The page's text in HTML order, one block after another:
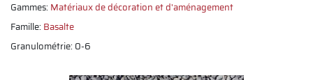
Gammes: Matériaux de décoration et d'aménagement
Famille: Basalte
Granulométrie: 0-6